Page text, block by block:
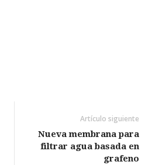
Artículo siguiente
Nueva membrana para
filtrar agua basada en
grafeno